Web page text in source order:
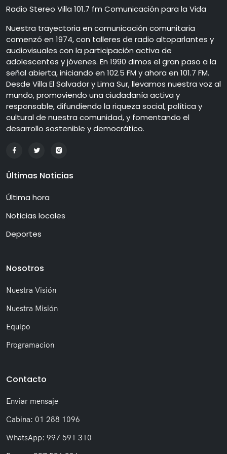
Radio Stereo Villa 101.7 fm Comunicación para la Vida
Nuestra trayectoria en comunicación comunitaria
comenzó en 1974, con talleres de radio altoparlantes y
audiovisuales con la participación activa de
adolescentes y jóvenes. En 1990 dimos el gran paso a la
señal abierta, iniciando en 102.5 FM y ahora en 101.7 FM.
Desde Villa El Salvador y Lima Sur, llevamos nuestra voz al
mundo, promoviendo una ciudadanía activa y
responsable, difundiendo la riqueza social, política y
cultural de nuestra comunidad, y fomentando el
desarrollo sostenible y democrático.
Últimas Noticias
Última hora
Noticias locales
Deportes
Nosotros
Nuestra Visión
Nuestra Misión
Equipo
Programacion
Contacto
Enviar mensaje
Cabina: 01 288 1096
WhatsApp: 997 591 310